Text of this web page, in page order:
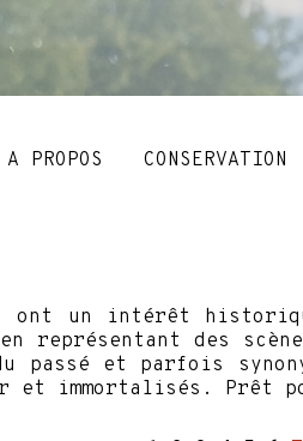
A PROPOS CONSERVATION
ont un intérêt
des scènes
passé et parfois
et immortalisés. Prêt